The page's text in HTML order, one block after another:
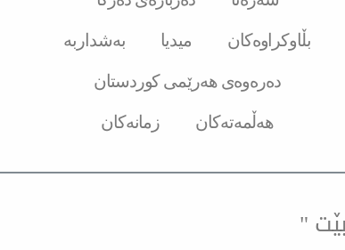
بڵاوکراوەکان
میدیا
بەشداربە
دەرەوەی هەرێمی کوردستان
هەڵمەتەکان
زمانەکان
"